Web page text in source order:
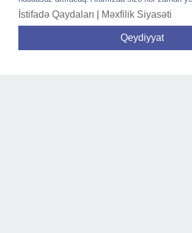
İstifadə Qaydaları Məxfilik Siyasəti
Qeydiyyat